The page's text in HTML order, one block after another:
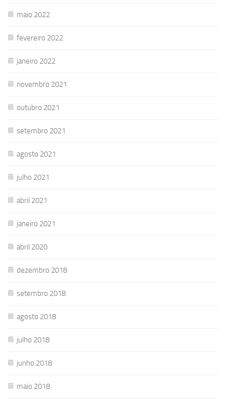
maio 2022
fevereiro 2022
janeiro 2022
novembro 2021
outubro 2021
setembro 2021
agosto 2021
julho 2021
abril 2021
janeiro 2021
abril 2020
dezembro 2018
setembro 2018
agosto 2018
julho 2018
junho 2018
maio 2018